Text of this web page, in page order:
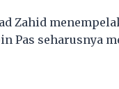
Zahid
Pas seharusnya